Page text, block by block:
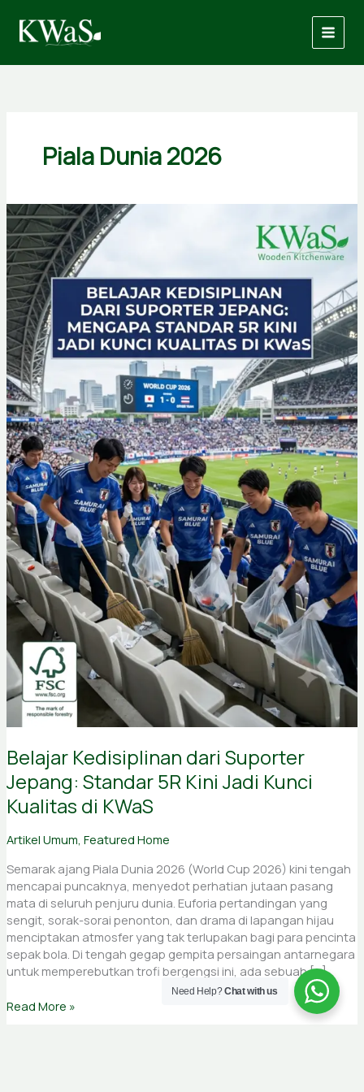
content
Piala Dunia 2026
Belajar Kedisiplinan dari Suporter
Jepang: Standar 5R Kini Jadi Kunci
Kualitas di KWaS
Artikel Umum, Featured Home
Semarak ajang Piala Dunia 2026 (World Cup 2026) kini tengah
mencapai puncaknya, menyedot perhatian jutaan pasang
mata di seluruh penjuru dunia. Euforia pertandingan yang
sengit, sorak-sorai penonton, dan drama di lapangan hijau
menciptakan atmosfer yang tak terlupakan bagi para pencinta
sepak bola. Di tengah gegap gempita persaingan antarnegara
untuk memperebutkan trofi bergengsi ini, ada sebuah […]
Belajar
Kedisiplinan
dari
Suporter
Jepang:
Standar
5R
Kini
Jadi
Kunci
Kualitas
di
KWaS
Read More »
Need Help?Chat with us